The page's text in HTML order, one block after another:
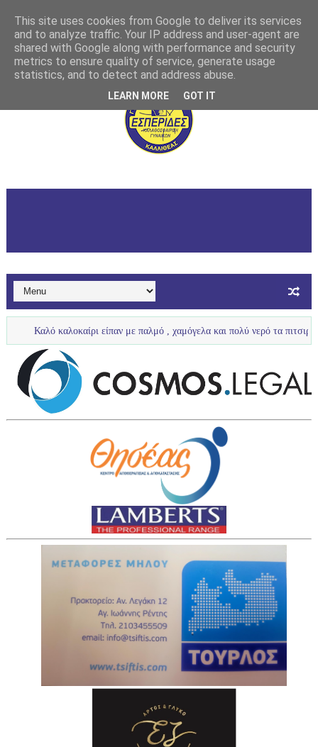
είπαν με παλμό , χαμόγελα και πολύ νερό τα πιτσιρίκια μας ...
This site uses cookies from Google to deliver its services
and to analyze traffic. Your IP address and user-agent are
shared with Google along with performance and security
metrics to ensure quality of service, generate usage
statistics, and to detect and address abuse.
LEARN MORE GOT IT